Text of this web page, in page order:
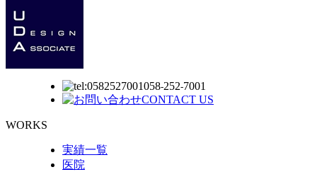
058-252-7001
CONTACT US
WORKS
実績一覧
医院